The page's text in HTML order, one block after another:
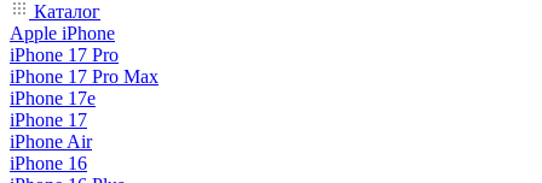
Каталог
Apple iPhone
iPhone 17 Pro
iPhone 17 Pro Max
iPhone 17e
iPhone 17
iPhone Air
iPhone 16